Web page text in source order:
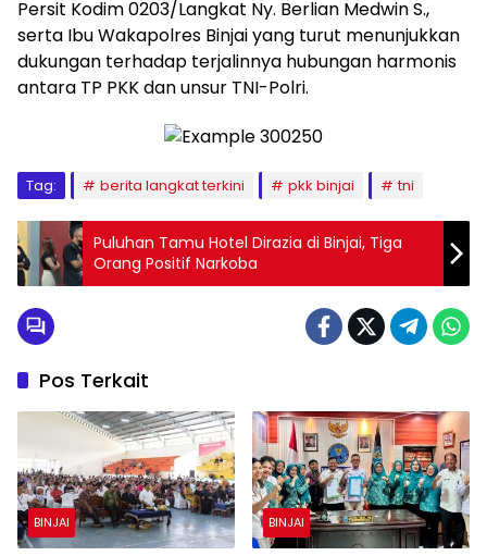
Persit Kodim 0203/Langkat Ny. Berlian Medwin S.,
serta Ibu Wakapolres Binjai yang turut menunjukkan
dukungan terhadap terjalinnya hubungan harmonis
antara TP PKK dan unsur TNI-Polri.
Tag: berita langkat terkini pkk binjai tni
Puluhan Tamu Hotel Dirazia di Binjai, Tiga
Orang Positif Narkoba
Pos Terkait
BINJAI BINJAI